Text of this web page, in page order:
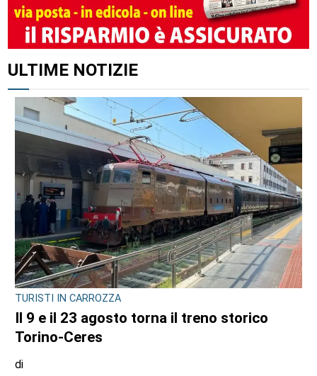
ALTRI ARTICOLI DI QUESTO AUTORE
CONSIGLIO REGIONALE
Marcinelle, il presidente Nicco: “Onorare gli
italiani caduti sul lavoro in ogni parte del
mondo”